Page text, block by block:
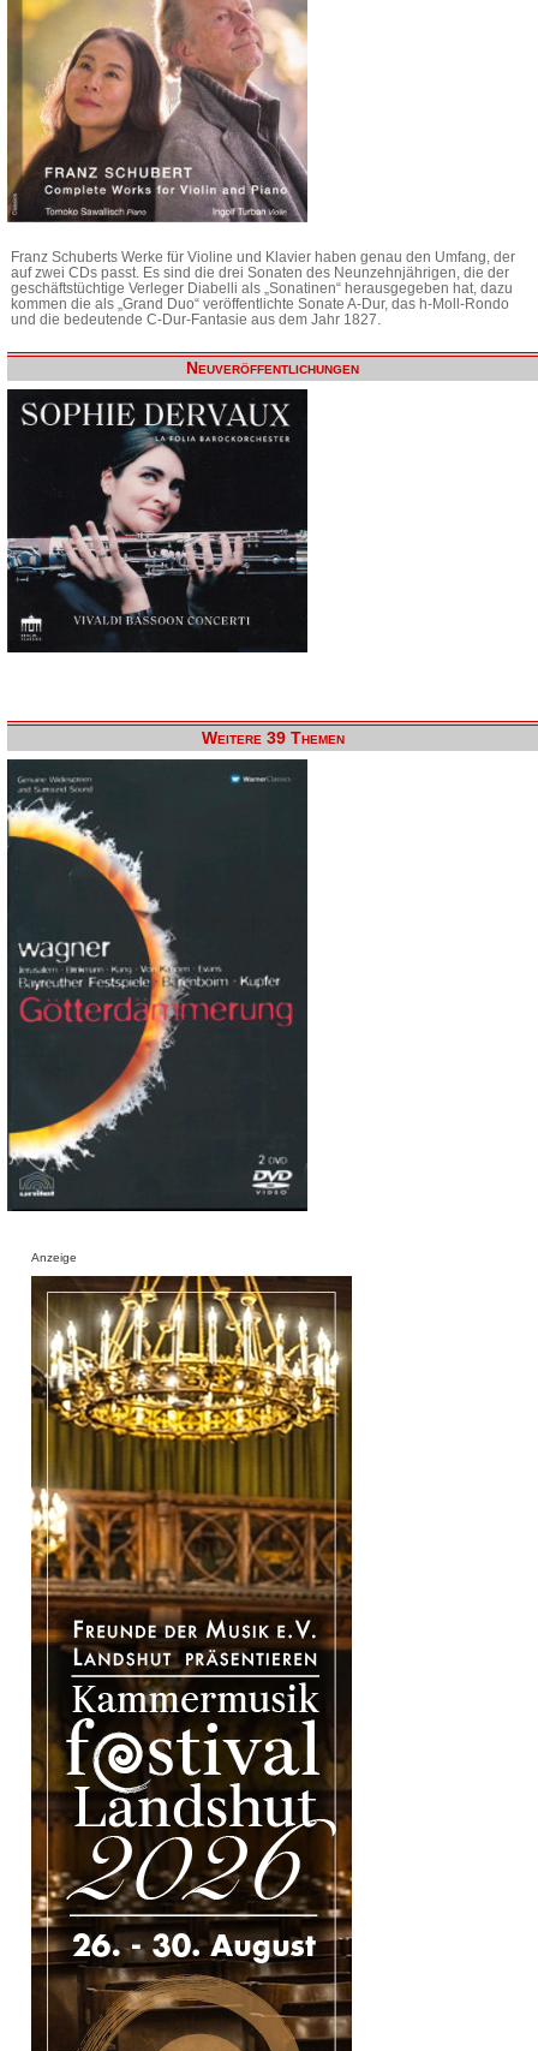
Franz Schuberts Werke für Violine und Klavier haben genau den Umfang, der
auf zwei CDs passt. Es sind die drei Sonaten des Neunzehnjährigen, die der
geschäftstüchtige Verleger Diabelli als „Sonatinen“ herausgegeben hat, dazu
kommen die als „Grand Duo“ veröffentlichte Sonate A-Dur, das h-Moll-Rondo
und die bedeutende C-Dur-Fantasie aus dem Jahr 1827.
Neuveröffentlichungen
Weitere 39 Themen
Anzeige